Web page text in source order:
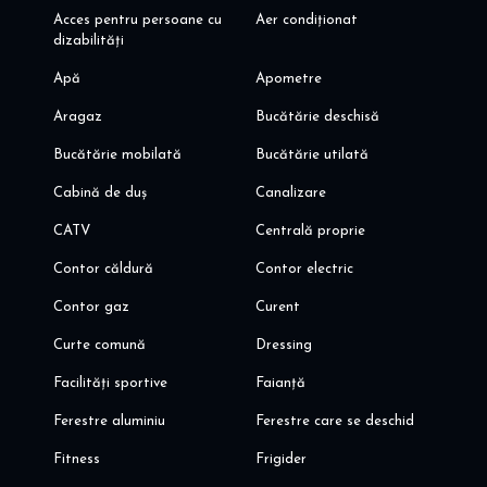
Va invit sa programati o vizionare!
Alina Dinoiu
Acces pentru persoane cu
dizabilități
Aer condiționat
Apă Apometre
Aragaz Bucătărie deschisă
Bucătărie mobilată Bucătărie utilată
Cabină de duș Canalizare
CATV Centrală proprie
Contor căldură Contor electric
Contor gaz Curent
Curte comună Dressing
Facilități sportive Faianță
Ferestre aluminiu Ferestre care se deschid
Fitness Frigider